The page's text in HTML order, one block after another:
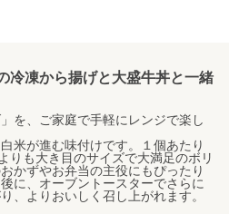
冷凍から揚げと大盛牛丼と一緒
を、ご家庭で手軽にレンジで楽し
米が進む味付けです。１個あたり
りも大き目のサイズで大満足のボリ
かずやお弁当の主役にもぴったり
に、オーブントースターでさらに
、よりおいしく召し上がれます。